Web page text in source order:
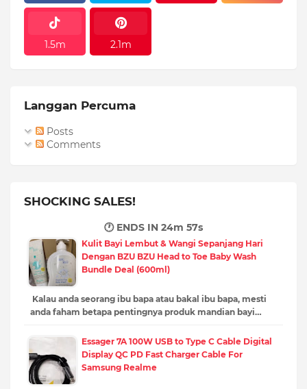
1.5m 2.1m
Langgan Percuma
Posts
Comments
SHOCKING SALES!
🕐 ENDS IN 24m 56s
Kulit Bayi Lembut & Wangi Sepanjang Hari
Dengan BZU BZU Head to Toe Baby Wash
Bundle Deal (600ml)
Kalau anda seorang ibu bapa atau bakal ibu bapa, mesti
anda faham betapa pentingnya produk mandian bayi…
Essager 7A 100W USB to Type C Cable Digital
Display QC PD Fast Charger Cable For
Samsung Realme